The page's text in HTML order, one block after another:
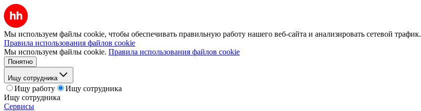
Мы используем файлы cookie, чтобы обеспечивать правильную работу нашего веб-сайта и анализировать сетевой трафик.
Правила использования файлов cookie
Мы используем файлы cookie. Правила использования файлов cookie
Понятно
Ищу сотрудника
Ищу работу
Ищу сотрудника
Ищу сотрудника
Сервисы